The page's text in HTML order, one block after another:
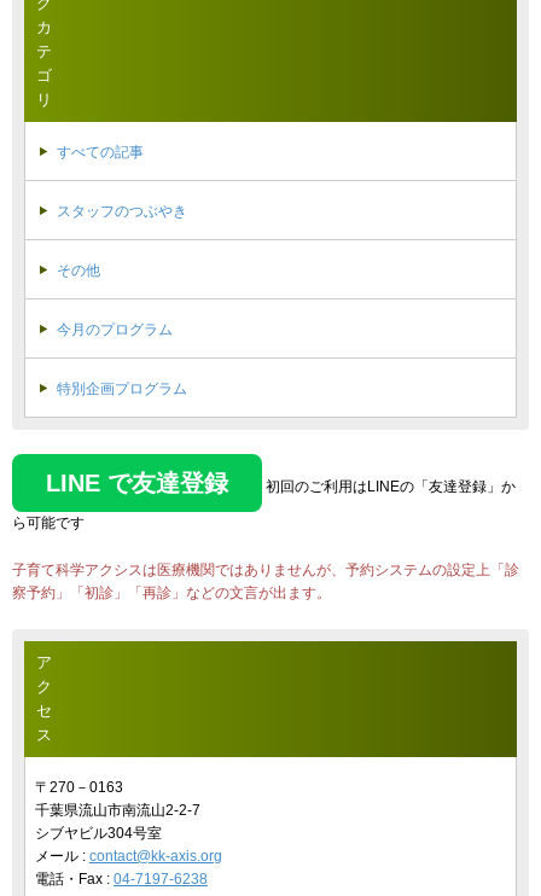
カ
テ
ゴ
リ
すべての記事
スタッフのつぶやき
その他
今月のプログラム
特別企画プログラム
LINE で友達登録 初回のご利用はLINEの「友達登録」か
ら可能です
子育て科学アクシスは医療機関ではありませんが、予約システムの設定上「診
察予約」「初診」「再診」などの文言が出ます。
ア
ク
セ
ス
〒270－0163
千葉県流山市南流山2-2-7
シブヤビル304号室
メール : contact@kk-axis.org
電話・Fax : 04-7197-6238